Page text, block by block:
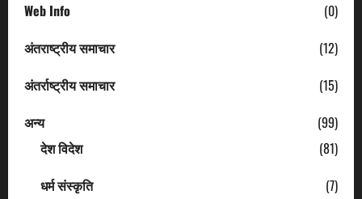
Web Info
(0)
अंतराष्ट्रीय समाचार
(12)
अंतर्राष्ट्रीय समाचार
(15)
अन्य
(99)
देश विदेश
(81)
धर्म संस्कृति
(7)